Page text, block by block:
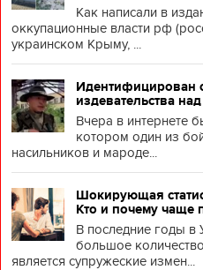
Как написали в
оккупационные власти рф
украинском Крыму, ...
Идентифицирован
издевательства
Вчера в интернете
котором один из
насильников и мароде...
Шокирующая
Кто и почему чаще
В последние годы в
большое
является супружеские измен...